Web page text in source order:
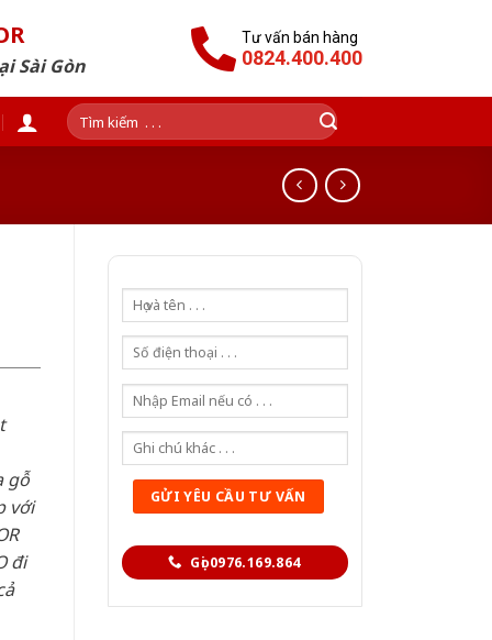
Sài Gòn
Tư vấn bán hàng
0824.400.400
Tìm
kiếm:
Gọi 0976.169.864
gỗ
với
đi